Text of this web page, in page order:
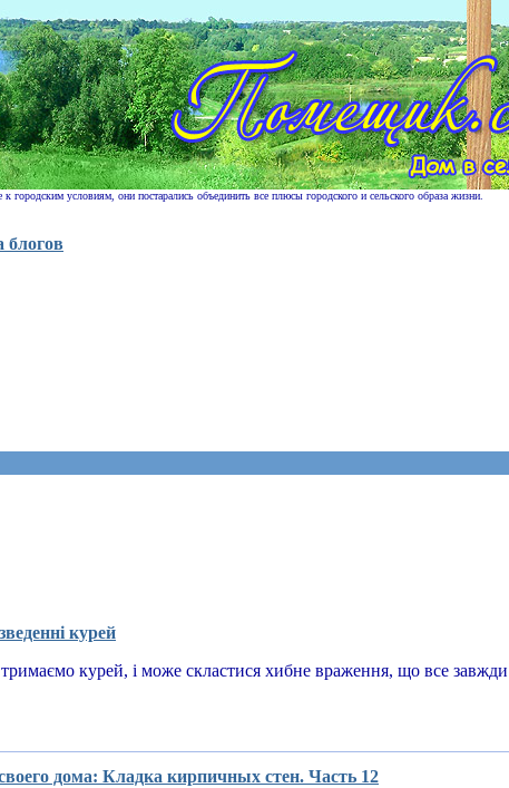
городским условиям, они постарались объединить все плюсы городского и сельского образа жизни.
блогов
курей
курей, і може скластися хибне враження, що все завжди
дома: Кладка кирпичных стен. Часть 12